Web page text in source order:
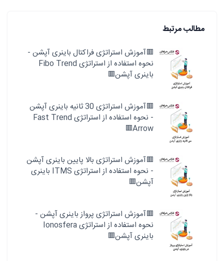
مطالب مرتبط
🟥آموزش استراتژی فراکتال باینری آپشن -
نحوه استفاده از استراتژی Fibo Trend
باینری آپشن🟥
🟥آموزش استراتژی 30 ثانیه باینری آپشن
- نحوه استفاده از استراتژی Fast Trend
Arrow🟥
🟥آموزش استراتژی بالا پایین باینری آپشن
- نحوه استفاده از استراتژی ITMS باینری
آپشن🟥
🟥آموزش استراتژی پرواز باینری آپشن -
نحوه استفاده از استراتژی Ionosfera
باینری آپشن🟥